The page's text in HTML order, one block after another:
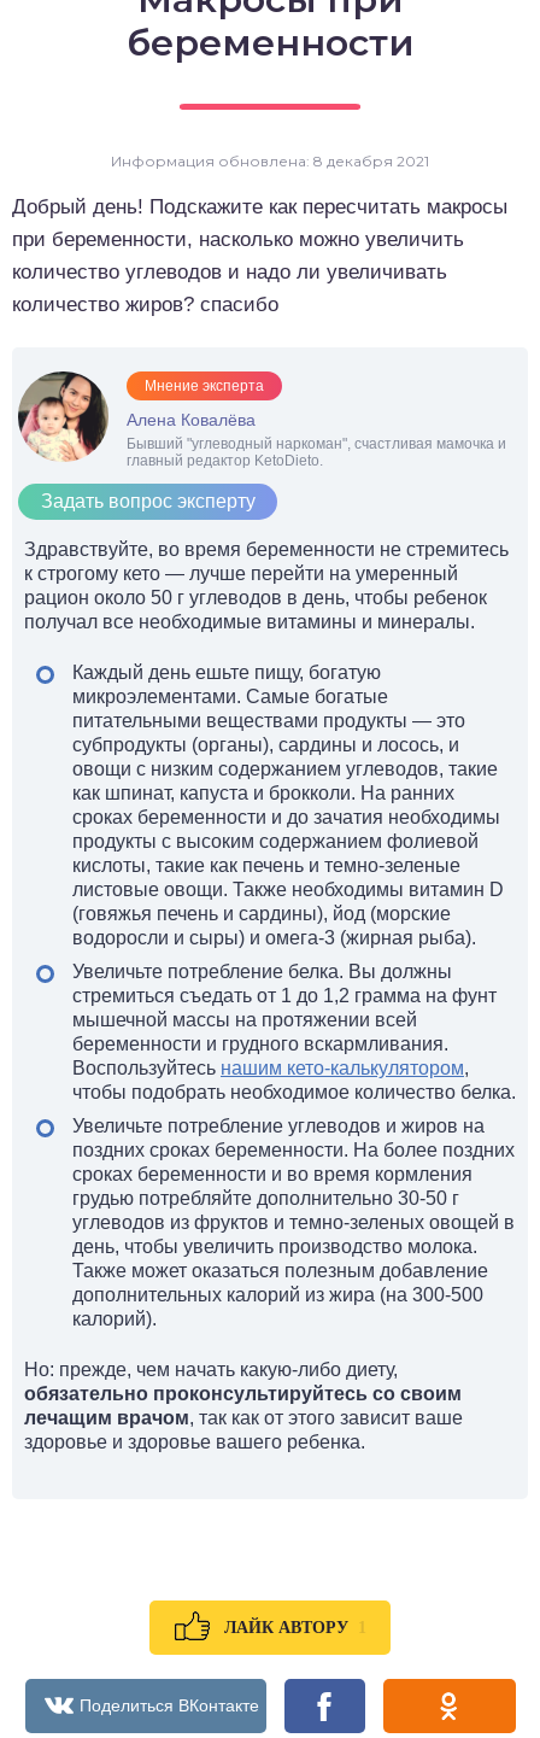
беременности
Информация обновлена: 8 декабря 2021
Добрый день! Подскажите как пересчитать макросы
при беременности, насколько можно увеличить
количество углеводов и надо ли увеличивать
количество жиров? спасибо
Мнение эксперта
Алена Ковалёва
Бывший "углеводный наркоман", счастливая мамочка и
главный редактор KetoDieto.
Задать вопрос эксперту
Здравствуйте, во время беременности не стремитесь
к строгому кето — лучше перейти на умеренный
рацион около 50 г углеводов в день, чтобы ребенок
получал все необходимые витамины и минералы.
Каждый день ешьте пищу, богатую
микроэлементами. Самые богатые
питательными веществами продукты — это
субпродукты (органы), сардины и лосось, и
овощи с низким содержанием углеводов, такие
как шпинат, капуста и брокколи. На ранних
сроках беременности и до зачатия необходимы
продукты с высоким содержанием фолиевой
кислоты, такие как печень и темно-зеленые
листовые овощи. Также необходимы витамин D
(говяжья печень и сардины), йод (морские
водоросли и сыры) и омега-3 (жирная рыба).
Увеличьте потребление белка. Вы должны
стремиться съедать от 1 до 1,2 грамма на фунт
мышечной массы на протяжении всей
беременности и грудного вскармливания.
Воспользуйтесь нашим кето-калькулятором,
чтобы подобрать необходимое количество белка.
Увеличьте потребление углеводов и жиров на
поздних сроках беременности. На более поздних
сроках беременности и во время кормления
грудью потребляйте дополнительно 30-50 г
углеводов из фруктов и темно-зеленых овощей в
день, чтобы увеличить производство молока.
Также может оказаться полезным добавление
дополнительных калорий из жира (на 300-500
калорий).
Но: прежде, чем начать какую-либо диету,
обязательно проконсультируйтесь со своим
лечащим врачом, так как от этого зависит ваше
здоровье и здоровье вашего ребенка.
ЛАЙК АВТОРУ